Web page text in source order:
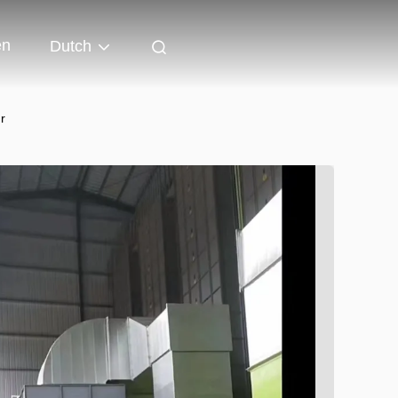
Dutch